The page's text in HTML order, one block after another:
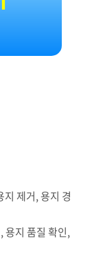
제거, 용지 경
용지 품질 확인,